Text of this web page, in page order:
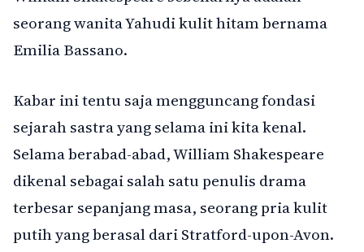
seorang wanita Yahudi kulit hitam bernama
Emilia Bassano.
Kabar ini tentu saja mengguncang fondasi
sejarah sastra yang selama ini kita kenal.
Selama berabad-abad, William Shakespeare
dikenal sebagai salah satu penulis drama
terbesar sepanjang masa, seorang pria kulit
putih yang berasal dari Stratford-upon-Avon.